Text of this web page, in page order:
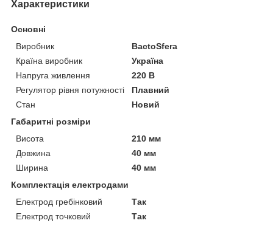
Характеристики
Основні
Виробник
BactoSfera
Країна виробник
Україна
Напруга живлення
220 В
Регулятор рівня потужності
Плавний
Стан
Новий
Габаритні розміри
Висота
210 мм
Довжина
40 мм
Ширина
40 мм
Комплектація електродами
Електрод гребінковий
Так
Електрод точковий
Так